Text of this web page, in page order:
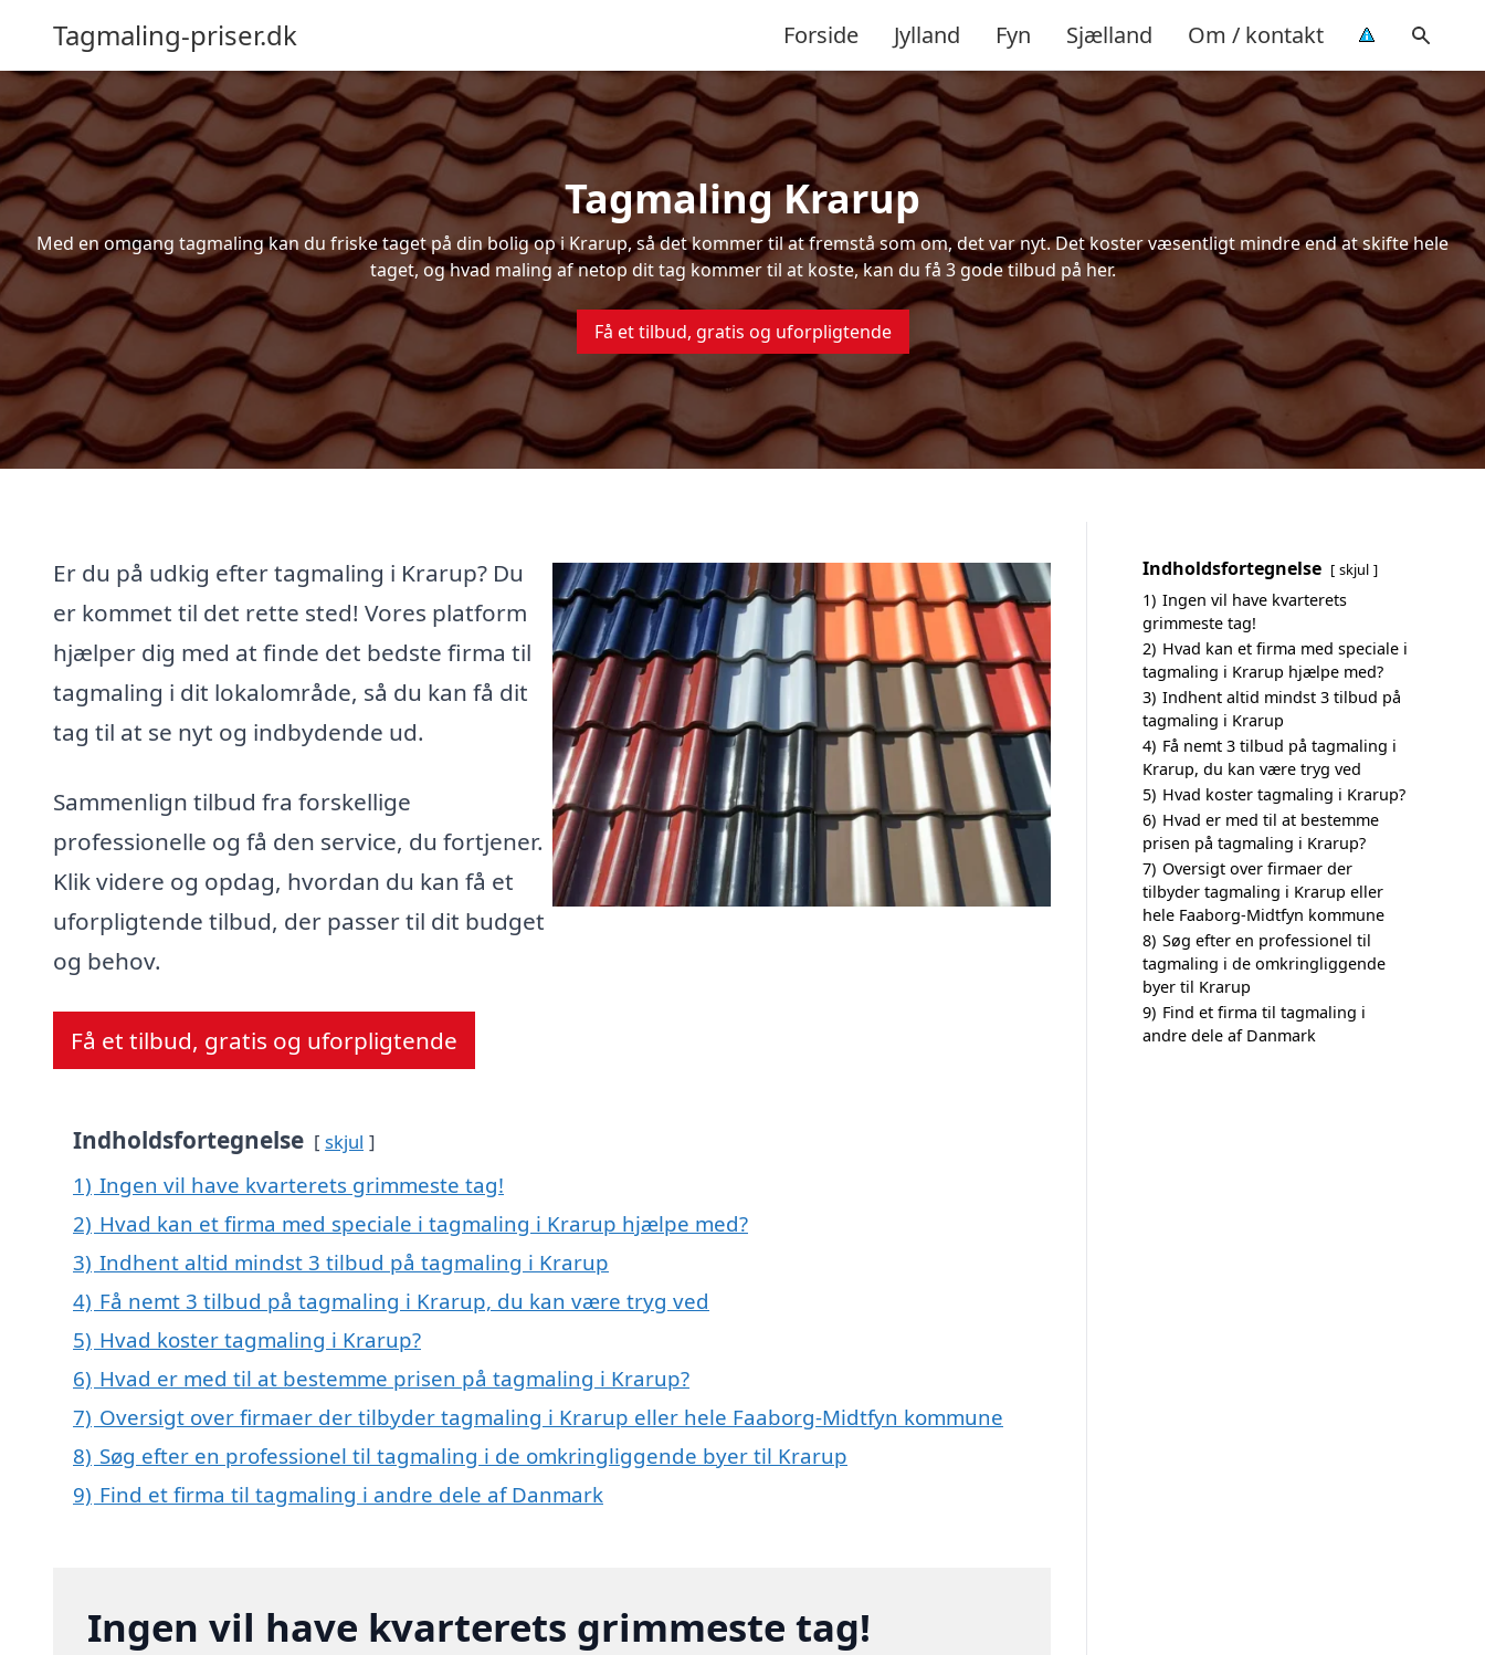
Tagmaling-priser.dk Forside Jylland Fyn Sjælland Om / kontakt
Tagmaling Krarup
Med en omgang tagmaling kan du friske taget på din bolig op i Krarup, så det kommer til at fremstå som om, det var nyt. Det koster væsentligt mindre end at skifte hele
taget, og hvad maling af netop dit tag kommer til at koste, kan du få 3 gode tilbud på her.
Få et tilbud, gratis og uforpligtende
Er du på udkig efter tagmaling i Krarup? Du
er kommet til det rette sted! Vores platform
hjælper dig med at finde det bedste firma til
tagmaling i dit lokalområde, så du kan få dit
tag til at se nyt og indbydende ud.
Sammenlign tilbud fra forskellige
professionelle og få den service, du fortjener.
Klik videre og opdag, hvordan du kan få et
uforpligtende tilbud, der passer til dit budget
og behov.
Få et tilbud, gratis og uforpligtende
Indholdsfortegnelse skjul
1) Ingen vil have kvarterets grimmeste tag!
2) Hvad kan et firma med speciale i tagmaling i Krarup hjælpe med?
3) Indhent altid mindst 3 tilbud på tagmaling i Krarup
4) Få nemt 3 tilbud på tagmaling i Krarup, du kan være tryg ved
5) Hvad koster tagmaling i Krarup?
6) Hvad er med til at bestemme prisen på tagmaling i Krarup?
7) Oversigt over firmaer der tilbyder tagmaling i Krarup eller hele Faaborg-Midtfyn kommune
8) Søg efter en professionel til tagmaling i de omkringliggende byer til Krarup
9) Find et firma til tagmaling i andre dele af Danmark
Ingen vil have kvarterets grimmeste tag!
Indholdsfortegnelse skjul
1) Ingen vil have kvarterets
grimmeste tag!
2) Hvad kan et firma med speciale i
tagmaling i Krarup hjælpe med?
3) Indhent altid mindst 3 tilbud på
tagmaling i Krarup
4) Få nemt 3 tilbud på tagmaling i
Krarup, du kan være tryg ved
5) Hvad koster tagmaling i Krarup?
6) Hvad er med til at bestemme
prisen på tagmaling i Krarup?
7) Oversigt over firmaer der
tilbyder tagmaling i Krarup eller
hele Faaborg-Midtfyn kommune
8) Søg efter en professionel til
tagmaling i de omkringliggende
byer til Krarup
9) Find et firma til tagmaling i
andre dele af Danmark